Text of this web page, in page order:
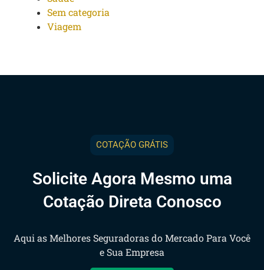
Sem categoria
Viagem
COTAÇÃO GRÁTIS
Solicite Agora Mesmo uma
Cotação Direta Conosco
Aqui as Melhores Seguradoras do Mercado Para Você
e Sua Empresa